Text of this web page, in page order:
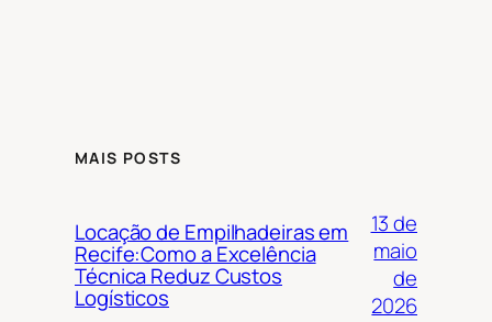
MAIS POSTS
Locação de Empilhadeiras em
Recife:Como a Excelência
Técnica Reduz Custos
Logísticos
13 de
maio
de
2026